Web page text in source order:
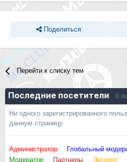
Поделиться
Перейти к списку тем
Последние посетители 0
Ни одного зарегистрированного
данную страницу
Администратор Глобальный
Модератор
Партнеры Эксперт